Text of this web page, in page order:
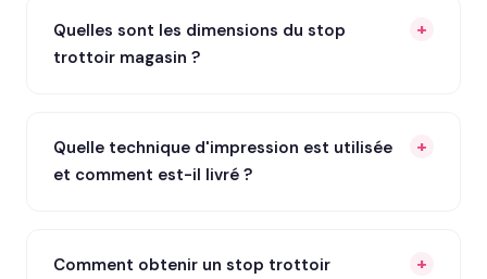
Quelles sont les dimensions du stop
trottoir magasin ?
Quelle technique d'impression est utilisée
et comment est-il livré ?
Comment obtenir un stop trottoir